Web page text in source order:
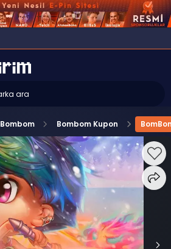
Bombom Bombom Kupon